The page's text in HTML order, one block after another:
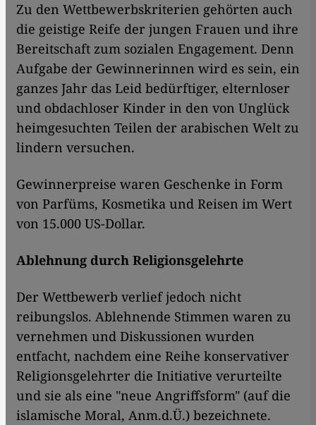
Zu den Wettbewerbskriterien gehörten auch
die geistige Reife der jungen Frauen und ihre
Bereitschaft zum sozialen Engagement. Denn
Aufgabe der Gewinnerinnen wird es sein, ein
ganzes Jahr das Leid bedürftiger, elternloser
und obdachloser Kinder in den von Unglück
heimgesuchten Teilen der arabischen Welt zu
lindern versuchen.
Gewinnerpreise waren Geschenke in Form
von Parfüms, Kosmetika und Reisen im Wert
von 15.000 US-Dollar.
Ablehnung durch Religionsgelehrte
Der Wettbewerb verlief jedoch nicht
reibungslos. Ablehnende Stimmen waren zu
vernehmen und Diskussionen wurden
entfacht, nachdem eine Reihe konservativer
Religionsgelehrter die Initiative verurteilte
und sie als eine "neue Angriffsform" (auf die
islamische Moral, Anm.d.Ü.) bezeichnete.